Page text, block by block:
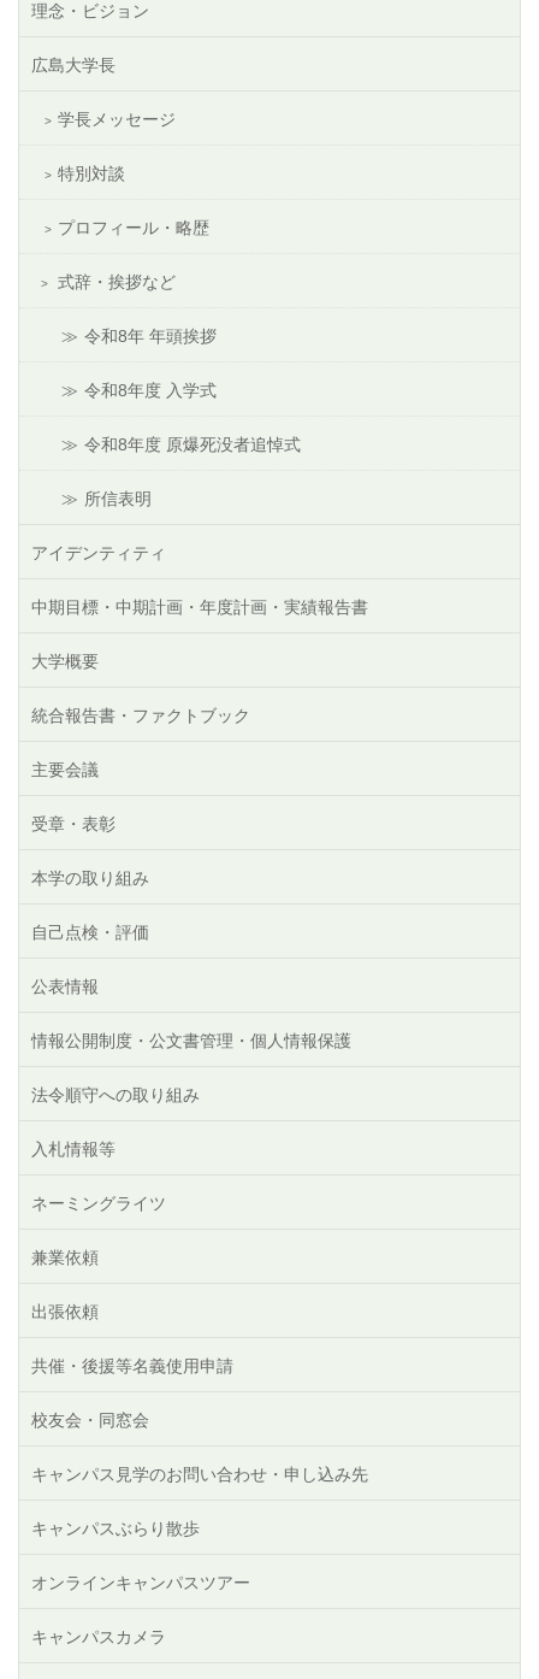
理念・ビジョン
広島大学長
学長メッセージ
特別対談
プロフィール・略歴
式辞・挨拶など
令和8年 年頭挨拶
令和8年度 入学式
令和8年度 原爆死没者追悼式
所信表明
アイデンティティ
中期目標・中期計画・年度計画・実績報告書
大学概要
統合報告書・ファクトブック
主要会議
受章・表彰
本学の取り組み
自己点検・評価
公表情報
情報公開制度・公文書管理・個人情報保護
法令順守への取り組み
入札情報等
ネーミングライツ
兼業依頼
出張依頼
共催・後援等名義使用申請
校友会・同窓会
キャンパス見学のお問い合わせ・申し込み先
キャンパスぶらり散歩
オンラインキャンパスツアー
キャンパスカメラ